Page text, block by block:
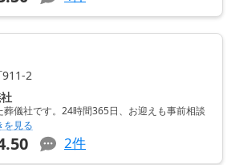
2
儀社です。24時間365日、お迎えも事前相談
を見る
2件